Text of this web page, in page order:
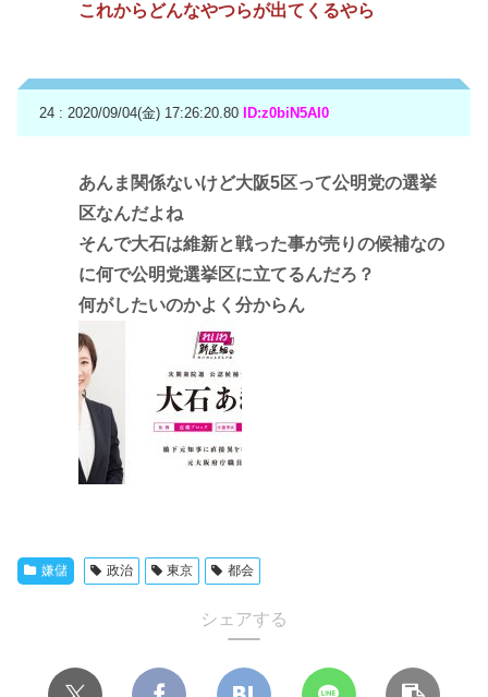
これからどんなやつらが出てくるやら
24 : 2020/09/04(金) 17:26:20.80 ID:z0biN5AI0
あんま関係ないけど大阪5区って公明党の選挙
区なんだよね
そんで大石は維新と戦った事が売りの候補なの
に何で公明党選挙区に立てるんだろ？
何がしたいのかよく分からん
嫌儲 政治 東京 都会
シェアする